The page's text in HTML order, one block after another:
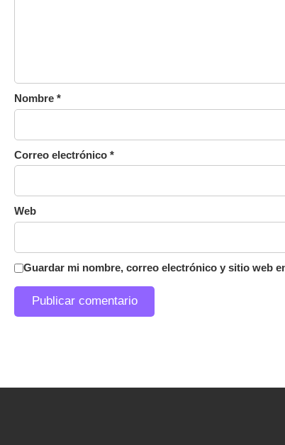
Nombre *
Correo electrónico *
Web
Guardar mi nombre, correo electrónico y sitio web